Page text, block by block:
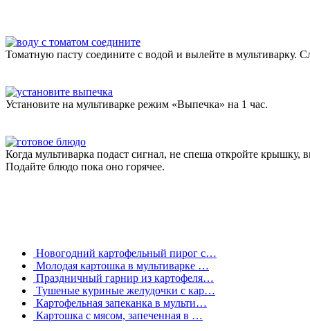
Томатную пасту соедините с водой и вылейте в мультиварку.
Установите на мультиварке режим «Выпечка» на 1 час.
Когда мультиварка подаст сигнал, не спеша откройте крышку,
Подайте блюдо пока оно горячее.
Новогодний картофельный пирог с…
Молодая картошка в мультиварке …
Праздничный гарнир из картофеля…
Тушеные куриные желудочки с кар…
Картофельная запеканка в мульти…
Картошка с мясом, запеченная в …